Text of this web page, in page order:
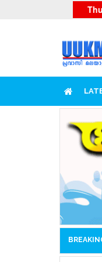
വേമ്പനാട്,